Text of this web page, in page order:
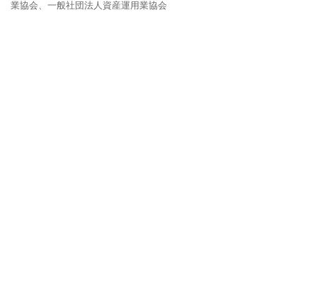
業協会、一般社団法人資産運用業協会